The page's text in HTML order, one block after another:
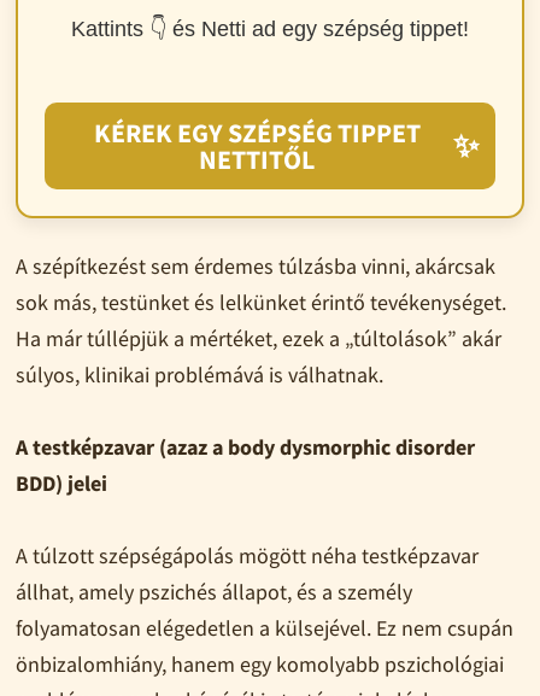
Kattints 👇 és Netti ad egy szépség tippet!
KÉREK EGY SZÉPSÉG TIPPET
NETTITŐL ✨
A szépítkezést sem érdemes túlzásba vinni, akárcsak
sok más, testünket és lelkünket érintő tevékenységet.
Ha már túllépjük a mértéket, ezek a „túltolások” akár
súlyos, klinikai problémává is válhatnak.
A testképzavar (azaz a body dysmorphic disorder
BDD) jelei
A túlzott szépségápolás mögött néha testképzavar
állhat, amely pszichés állapot, és a személy
folyamatosan elégedetlen a külsejével. Ez nem csupán
önbizalomhiány, hanem egy komolyabb pszichológiai